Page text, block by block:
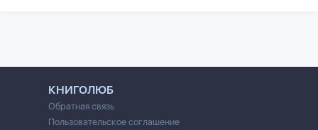
КНИГОЛЮБ
Обратная связь
Пользовательское соглашение